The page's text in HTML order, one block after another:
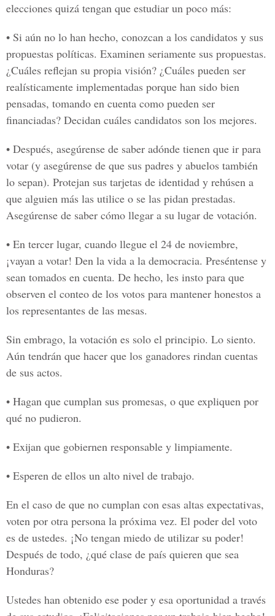
elecciones quizá tengan que estudiar un poco más:
• Si aún no lo han hecho, conozcan a los candidatos y sus
propuestas políticas. Examinen seriamente sus propuestas.
¿Cuáles reflejan su propia visión? ¿Cuáles pueden ser
realísticamente implementadas porque han sido bien
pensadas, tomando en cuenta como pueden ser
financiadas? Decidan cuáles candidatos son los mejores.
• Después, asegúrense de saber adónde tienen que ir para
votar (y asegúrense de que sus padres y abuelos también
lo sepan). Protejan sus tarjetas de identidad y rehúsen a
que alguien más las utilice o se las pidan prestadas.
Asegúrense de saber cómo llegar a su lugar de votación.
• En tercer lugar, cuando llegue el 24 de noviembre,
¡vayan a votar! Den la vida a la democracia. Preséntense y
sean tomados en cuenta. De hecho, les insto para que
observen el conteo de los votos para mantener honestos a
los representantes de las mesas.
Sin embrago, la votación es solo el principio. Lo siento.
Aún tendrán que hacer que los ganadores rindan cuentas
de sus actos.
• Hagan que cumplan sus promesas, o que expliquen por
qué no pudieron.
• Exijan que gobiernen responsable y limpiamente.
• Esperen de ellos un alto nivel de trabajo.
En el caso de que no cumplan con esas altas expectativas,
voten por otra persona la próxima vez. El poder del voto
es de ustedes. ¡No tengan miedo de utilizar su poder!
Después de todo, ¿qué clase de país quieren que sea
Honduras?
Ustedes han obtenido ese poder y esa oportunidad a través